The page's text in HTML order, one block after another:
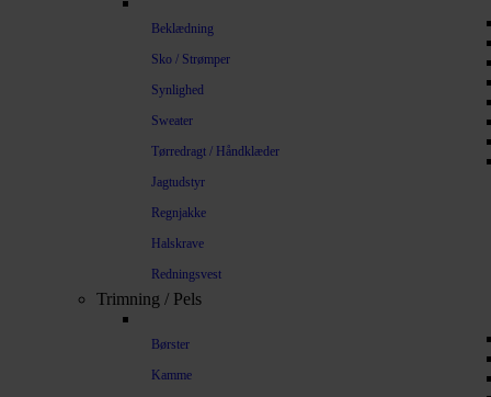
Beklædning
Sko / Strømper
Synlighed
Sweater
Tørredragt / Håndklæder
Jagtudstyr
Regnjakke
Halskrave
Redningsvest
Trimning / Pels
Børster
Kamme